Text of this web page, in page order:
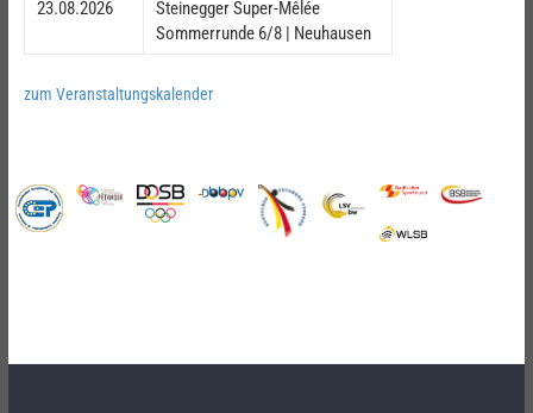
23.08.2026
Steinegger Super-Mêlée
Sommerrunde 6/8 | Neuhausen
zum Veranstaltungskalender